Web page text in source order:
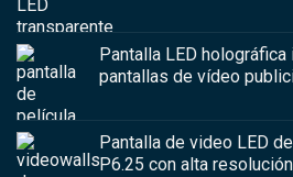
Pantalla LED
pantallas de vídeo
Pantalla de video LED
P6.25 con alta